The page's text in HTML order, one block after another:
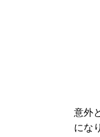
意外
にな